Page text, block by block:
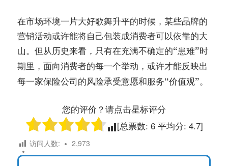
在市场环境一片大好歌舞升平的时候，某些品牌的
营销活动或许能将自己包装成消费者可以依靠的大
山。但从历史来看， 只有在充满不确定的“患难”时
期里，面向消费者的每一个举动，或许才能反映出
每一家保险公司的风险承受意愿和服务“价值观”。
您的评价？请点击星标评分
[总票数: 6平均分: 4.7]
访问人数: 2,973